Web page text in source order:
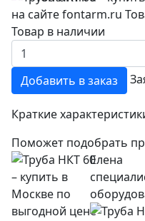
Товар в наличии
Добавить в заказ
Краткие
Поможет подобрать
Елена